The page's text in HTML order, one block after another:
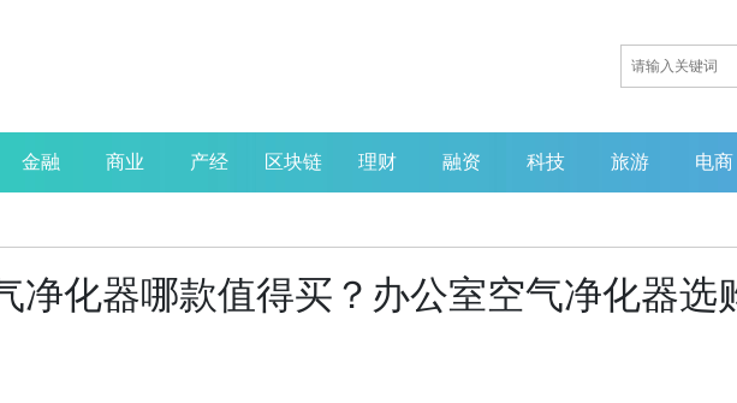
金融 商业 产经 区块链 理财 融资 科技 旅游 电商
净化器哪款值得买？办公室空气净化器选